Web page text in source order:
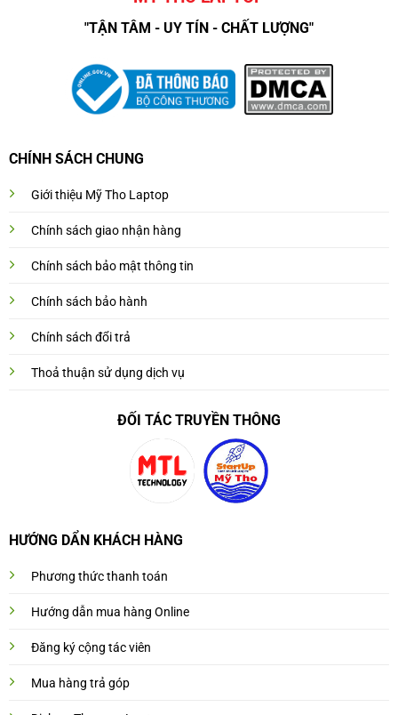
"TẬN TÂM - UY TÍN - CHẤT LƯỢNG"
CHÍNH SÁCH CHUNG
Giới thiệu Mỹ Tho Laptop
Chính sách giao nhận hàng
Chính sách bảo mật thông tin
Chính sách bảo hành
Chính sách đổi trả
Thoả thuận sử dụng dịch vụ
ĐỐI TÁC TRUYỀN THÔNG
HƯỚNG DẨN KHÁCH HÀNG
Phương thức thanh toán
Hướng dẫn mua hàng Online
Đăng ký cộng tác viên
Mua hàng trả góp